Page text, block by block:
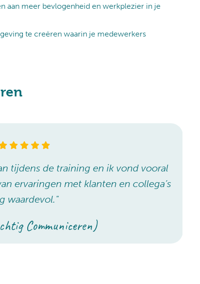
aan meer bevlogenheid en werkplezier in je
te creëren waarin je medewerkers
tijdens de training en ik vond vooral
ervaringen met klanten en collega’s
waardevol."
Communiceren)